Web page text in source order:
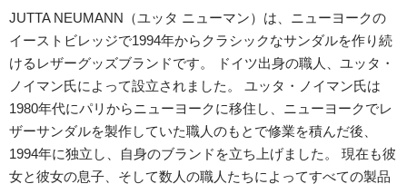
JUTTA NEUMANN（ユッタ ニューマン）は、ニューヨークの
イーストビレッジで1994年からクラシックなサンダルを作り続
けるレザーグッズブランドです。 ドイツ出身の職人、ユッタ・
ノイマン氏によって設立されました。 ユッタ・ノイマン氏は
1980年代にパリからニューヨークに移住し、ニューヨークでレ
ザーサンダルを製作していた職人のもとで修業を積んだ後、
1994年に独立し、自身のブランドを立ち上げました。 現在も彼
女と彼女の息子、そして数人の職人たちによってすべての製品